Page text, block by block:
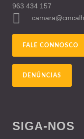
963 434 157
FALE CONNOSCO
DENÚNCIAS
SIGA-NOS